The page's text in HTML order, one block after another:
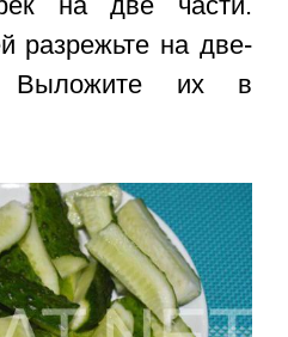
разрежьте на две-
Выложите их в